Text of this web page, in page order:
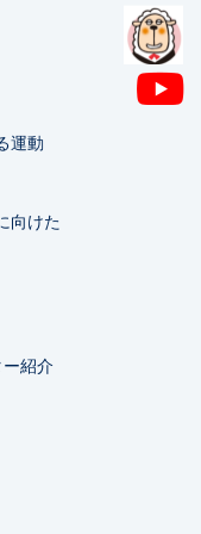
運動
向けた
紹介